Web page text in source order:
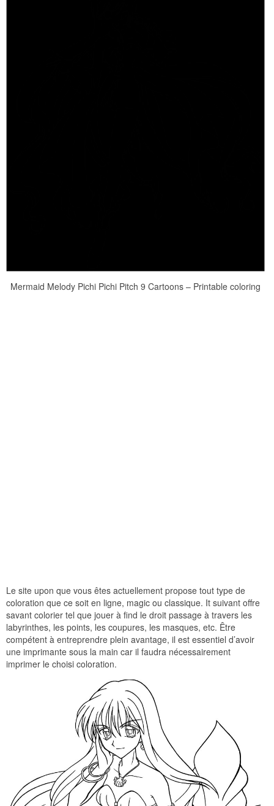
Mermaid Melody Pichi Pichi Pitch 9 Cartoons – Printable coloring
Le site upon que vous êtes actuellement propose tout type de
coloration que ce soit en ligne, magic ou classique. It suivant offre
savant colorier tel que jouer à find le droit passage à travers les
labyrinthes, les points, les coupures, les masques, etc. Être
compétent à entreprendre plein avantage, il est essentiel d’avoir
une imprimante sous la main car il faudra nécessairement
imprimer le choisi coloration.